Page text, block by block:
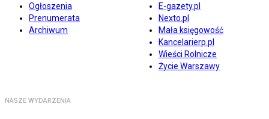
Ogłoszenia
Prenumerata
Archiwum
E-gazety.pl
Nexto.pl
Mała księgowość
Kancelarierp.pl
Wieści Rolnicze
Życie Warszawy
NASZE WYDARZENIA